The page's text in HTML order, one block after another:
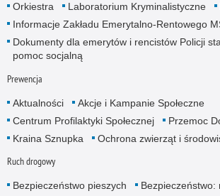
Orkiestra
Laboratorium Kryminalistyczne
Informacje Zakładu Emerytalno-Rentowego
Dokumenty dla emerytów i rencistów Policji
pomoc socjalną
Prewencja
Aktualności
Akcje i Kampanie Społeczne
Centrum Profilaktyki Społecznej
Przemoc
Kraina Sznupka
Ochrona zwierząt i
Ruch drogowy
Bezpieczeństwo pieszych
Bezpieczeństwo: